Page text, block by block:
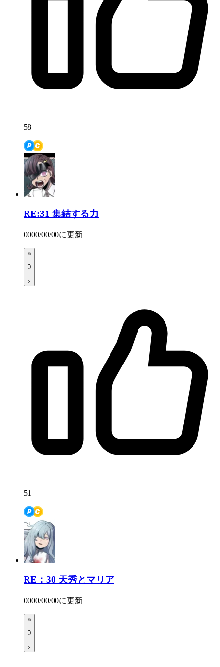
58
RE:31 集結する力
0000/00/00に更新
0
51
RE：30 天秀とマリア
0000/00/00に更新
0